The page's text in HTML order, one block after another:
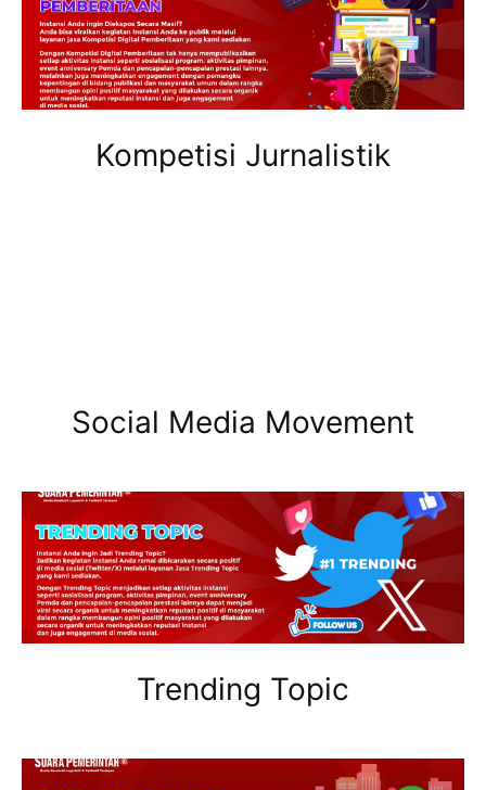
Kompetisi Jurnalistik
Social Media Movement
Trending Topic